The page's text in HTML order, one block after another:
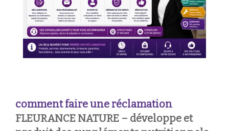
comment faire une réclamation
FLEURANCE NATURE – développe et